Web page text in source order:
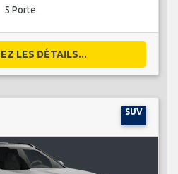
5 Porte
LES DÉTAILS...
SUV